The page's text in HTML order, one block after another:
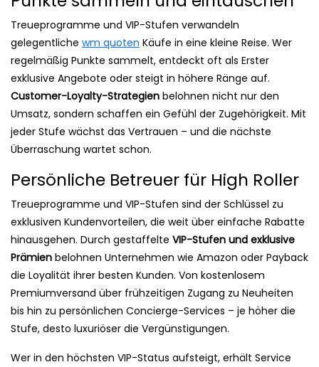
Treueprogramme und VIP-Stufen verwandeln
gelegentliche wm quoten Käufe in eine kleine Reise. Wer
regelmäßig Punkte sammelt, entdeckt oft als Erster
exklusive Angebote oder steigt in höhere Ränge auf.
Customer-Loyalty-Strategien belohnen nicht nur den
Umsatz, sondern schaffen ein Gefühl der Zugehörigkeit. Mit
jeder Stufe wächst das Vertrauen – und die nächste
Überraschung wartet schon.
Persönliche Betreuer für High Roller
Treueprogramme und VIP-Stufen sind der Schlüssel zu
exklusiven Kundenvorteilen, die weit über einfache Rabatte
hinausgehen. Durch gestaffelte VIP-Stufen und exklusive
Prämien belohnen Unternehmen wie Amazon oder Payback
die Loyalität ihrer besten Kunden. Von kostenlosem
Premiumversand über frühzeitigen Zugang zu Neuheiten
bis hin zu persönlichen Concierge-Services – je höher die
Stufe, desto luxuriöser die Vergünstigungen.
Wer in den höchsten VIP-Status aufsteigt, erhält Service